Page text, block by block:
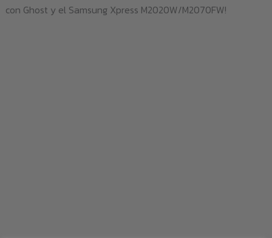
con Ghost y el Samsung Xpress M2020W/M2070FW!